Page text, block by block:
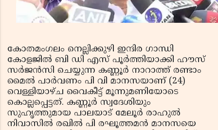
കോതമംഗലം നെല്ലിക്കുഴി ഇന്ദിര ഗാന്ധി
കോളജില്‍ ബി ഡി എസ് പൂര്‍ത്തിയാക്കി ഹൗസ്
സര്‍ജന്‍സി ചെയ്യുന്ന കണ്ണൂര്‍ നാറാത്ത് രണ്ടാം
മൈല്‍ പാര്‍വണം പി വി മാനസയാണ് (24)
വെള്ളിയാഴ്ച വൈകീട്ട് മൂന്നുമണിയോടെ
കൊല്ലപ്പെട്ടത്. കണ്ണൂര്‍ സ്വദേശിയും
സുഹൃത്തുമായ പാലയാട് മേലൂര്‍ രാഹുല്‍
നിവാസില്‍ രഖില്‍ പി രഘൂത്തമന്‍ മാനസയെ